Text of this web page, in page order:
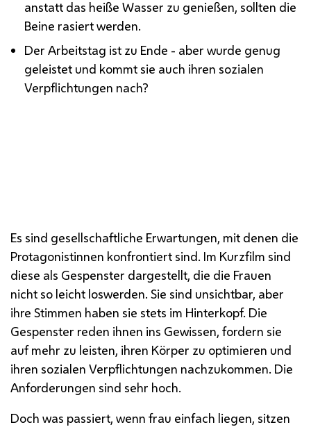
anstatt das heiße Wasser zu genießen, sollten die
Beine rasiert werden.
Der Arbeitstag ist zu Ende - aber wurde genug
geleistet und kommt sie auch ihren sozialen
Verpflichtungen nach?
Es sind gesellschaftliche Erwartungen, mit denen die
Protagonistinnen konfrontiert sind. Im Kurzfilm sind
diese als Gespenster dargestellt, die die Frauen
nicht so leicht loswerden. Sie sind unsichtbar, aber
ihre Stimmen haben sie stets im Hinterkopf. Die
Gespenster reden ihnen ins Gewissen, fordern sie
auf mehr zu leisten, ihren Körper zu optimieren und
ihren sozialen Verpflichtungen nachzukommen. Die
Anforderungen sind sehr hoch.
Doch was passiert, wenn frau einfach liegen, sitzen